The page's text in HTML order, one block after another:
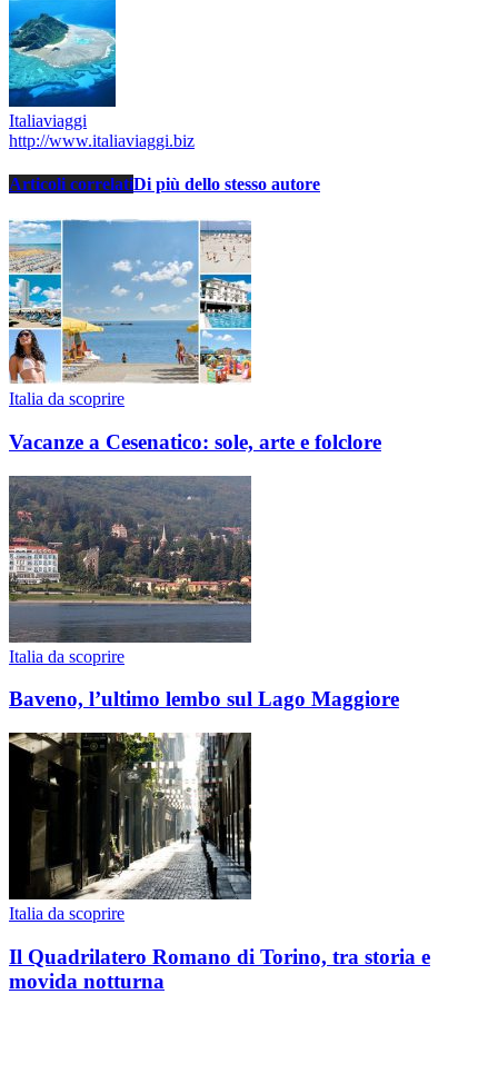
Italiaviaggi
http://www.italiaviaggi.biz
Articoli correlatiDi più dello stesso autore
Italia da scoprire
Vacanze a Cesenatico: sole, arte e folclore
Italia da scoprire
Baveno, l’ultimo lembo sul Lago Maggiore
Italia da scoprire
Il Quadrilatero Romano di Torino, tra storia e
movida notturna